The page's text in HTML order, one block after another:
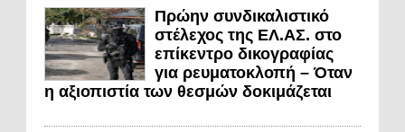
Πρώην συνδικαλιστικό
στέλεχος της ΕΛ.ΑΣ. στο
επίκεντρο δικογραφίας
για ρευματοκλοπή – Όταν
η αξιοπιστία των θεσμών δοκιμάζεται